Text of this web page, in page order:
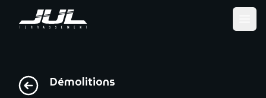
Démolitions